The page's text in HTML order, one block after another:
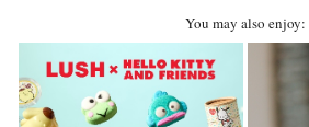
You may also enjoy: